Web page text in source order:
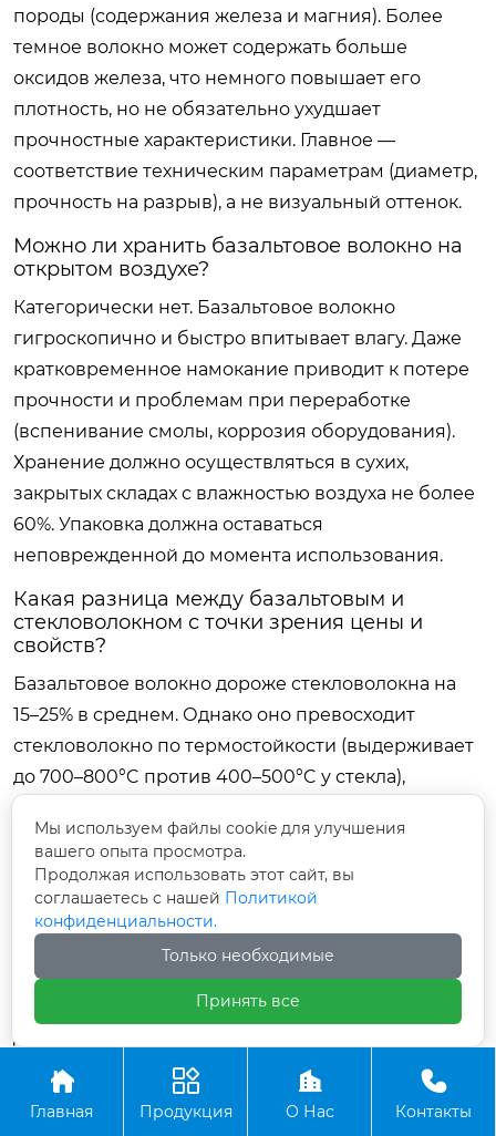
породы (содержания железа и магния). Более
темное волокно может содержать больше
оксидов железа, что немного повышает его
плотность, но не обязательно ухудшает
прочностные характеристики. Главное —
соответствие техническим параметрам (диаметр,
прочность на разрыв), а не визуальный оттенок.
Можно ли хранить базальтовое волокно на
открытом воздухе?
Категорически нет. Базальтовое волокно
гигроскопично и быстро впитывает влагу. Даже
кратковременное намокание приводит к потере
прочности и проблемам при переработке
(вспенивание смолы, коррозия оборудования).
Хранение должно осуществляться в сухих,
закрытых складах с влажностью воздуха не более
60%. Упаковка должна оставаться
неповрежденной до момента использования.
Какая разница между базальтовым и
стекловолокном с точки зрения цены и
свойств?
Базальтовое волокно дороже стекловолокна на
15–25% в среднем. Однако оно превосходит
стекловолокно по термостойкости (выдерживает
до 700–800°C против 400–500°C у стекла),
химической стойкости и экологичности (не
содержит борной кислоты). Если ваше изделие
работает в агрессивных средах или при высоких
температурах, базальт экономически оправдан
despite higher initial cost due to longer service life.
Как оплатить поставщику из России или
Китая в 2026 году?
Для Китая стандартными остаются аккредитивы
(L/C) и телеграфные переводы (T/T) в юанях (CNY)
или долларах (USD), если банк не под санкциями.

Главная

Продукция

О Нас

Контакты
Мы используем файлы cookie для улучшения
вашего опыта просмотра.
Продолжая использовать этот сайт, вы
соглашаетесь с нашей Политикой
конфиденциальности.
Только необходимые
Принять все